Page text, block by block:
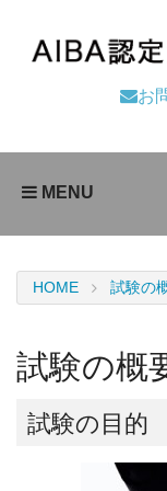
お
MENU
HOME 試験の
試験の概
試験の目的